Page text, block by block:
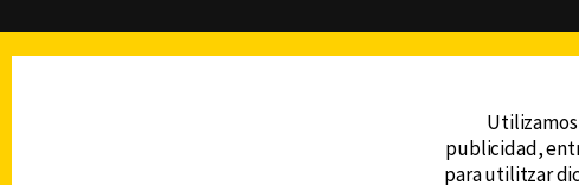
DERECHOS RESERVADOS © CANAL 6 2026
publicidad,
para utilitzar